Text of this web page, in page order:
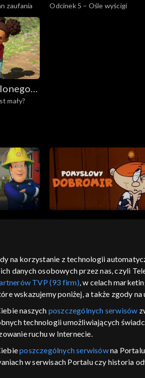
zaufania
lasu
Odcinek 5 – Ośle wyścigi
mały?
,
TVP
moje zgody pomoc kontakt
na korzystanie z technologii
danych osobowych przez nas, czyli
TVP (93 firm), w celach
wskazujemy poniżej, a także zgody
naszych poszczególnych serwisów
technologii umożliwiających
ruchu w Internecie.
poszczególnych serwisówna
w serwisach Portalu czy historia